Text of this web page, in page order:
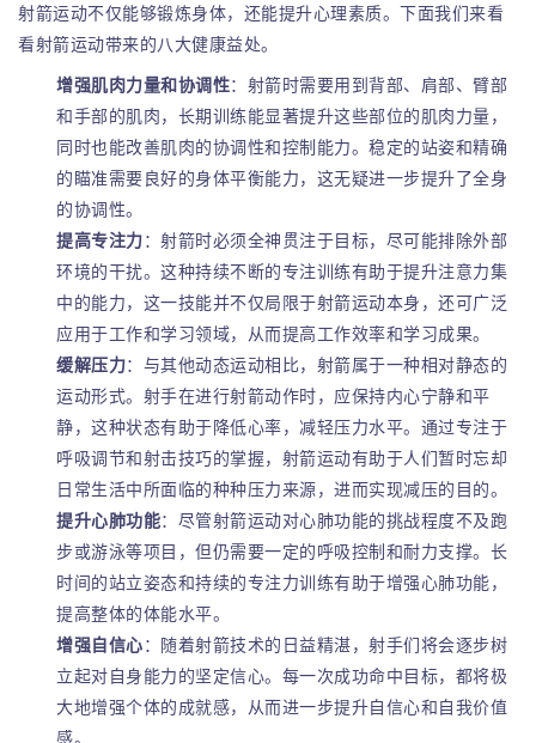
射箭运动不仅能够锻炼身体，还能提升心理素质。下面我们来看
看射箭运动带来的八大健康益处。
增强肌肉力量和协调性：射箭时需要用到背部、肩部、臂部
和手部的肌肉，长期训练能显著提升这些部位的肌肉力量，
同时也能改善肌肉的协调性和控制能力。稳定的站姿和精确
的瞄准需要良好的身体平衡能力，这无疑进一步提升了全身
的协调性。
提高专注力：射箭时必须全神贯注于目标，尽可能排除外部
环境的干扰。这种持续不断的专注训练有助于提升注意力集
中的能力，这一技能并不仅局限于射箭运动本身，还可广泛
应用于工作和学习领域，从而提高工作效率和学习成果。
缓解压力：与其他动态运动相比，射箭属于一种相对静态的
运动形式。射手在进行射箭动作时，应保持内心宁静和平
静，这种状态有助于降低心率，减轻压力水平。通过专注于
呼吸调节和射击技巧的掌握，射箭运动有助于人们暂时忘却
日常生活中所面临的种种压力来源，进而实现减压的目的。
提升心肺功能：尽管射箭运动对心肺功能的挑战程度不及跑
步或游泳等项目，但仍需要一定的呼吸控制和耐力支撑。长
时间的站立姿态和持续的专注力训练有助于增强心肺功能，
提高整体的体能水平。
增强自信心：随着射箭技术的日益精湛，射手们将会逐步树
立起对自身能力的坚定信心。每一次成功命中目标，都将极
大地增强个体的成就感，从而进一步提升自信心和自我价值
感。